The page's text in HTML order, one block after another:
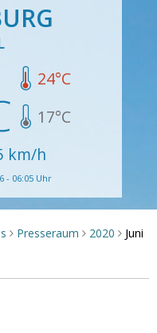
24°C
17°C
km/h
- 06:05 Uhr
> Presseraum > 2020 > Juni